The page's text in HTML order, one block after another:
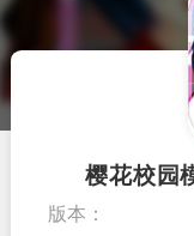
樱花校园
版本：